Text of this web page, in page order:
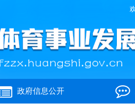
政府信息公开